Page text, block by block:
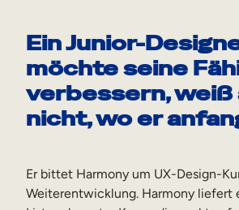
Ein Junior-
möchte seine
verbessern, weiß
nicht, wo er
Er bittet Harmony um UX-Design-
Weiterentwicklung. Harmony liefert